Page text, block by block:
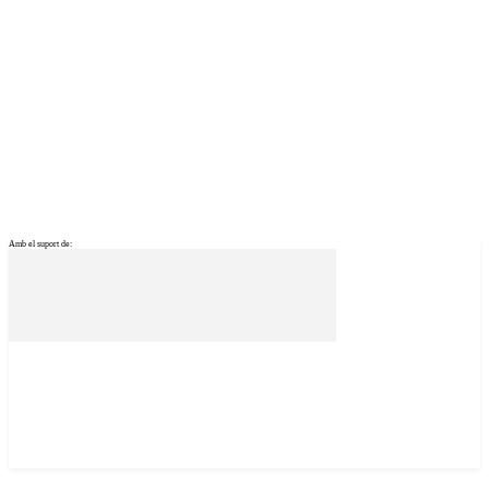
Amb el suport de: